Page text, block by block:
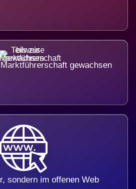
gewachsen
sondern im offenen Web